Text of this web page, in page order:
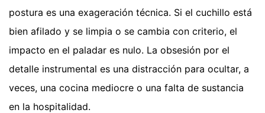
postura es una exageración técnica. Si el cuchillo está
bien afilado y se limpia o se cambia con criterio, el
impacto en el paladar es nulo. La obsesión por el
detalle instrumental es una distracción para ocultar, a
veces, una cocina mediocre o una falta de sustancia
en la hospitalidad.